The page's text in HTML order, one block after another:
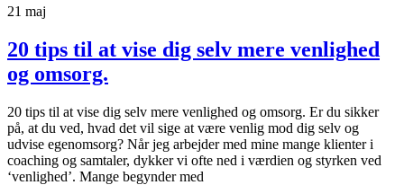
21 maj
20 tips til at vise dig selv mere venlighed
og omsorg.
20 tips til at vise dig selv mere venlighed og omsorg. Er du sikker
på, at du ved, hvad det vil sige at være venlig mod dig selv og
udvise egenomsorg? Når jeg arbejder med mine mange klienter i
coaching og samtaler, dykker vi ofte ned i værdien og styrken ved
‘venlighed’. Mange begynder med